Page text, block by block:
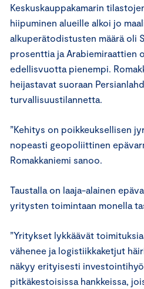
Keskuskauppakamarin
hiipuminen alueille alkoi jo
alkuperätodistusten määrä oli
prosenttia ja Arabiemiraattien
edellisvuotta pienempi.
heijastavat suoraan
turvallisuustilannetta.
”Kehitys on poikkeuksellisen
nopeasti geopoliittinen
Romakkaniemi sanoo.
Taustalla on laaja-alainen
yritysten toimintaan monella
”Yritykset lykkäävät
vähenee ja logistiikkaketjut
näkyy erityisesti
pitkäkestoisissa hankkeissa,